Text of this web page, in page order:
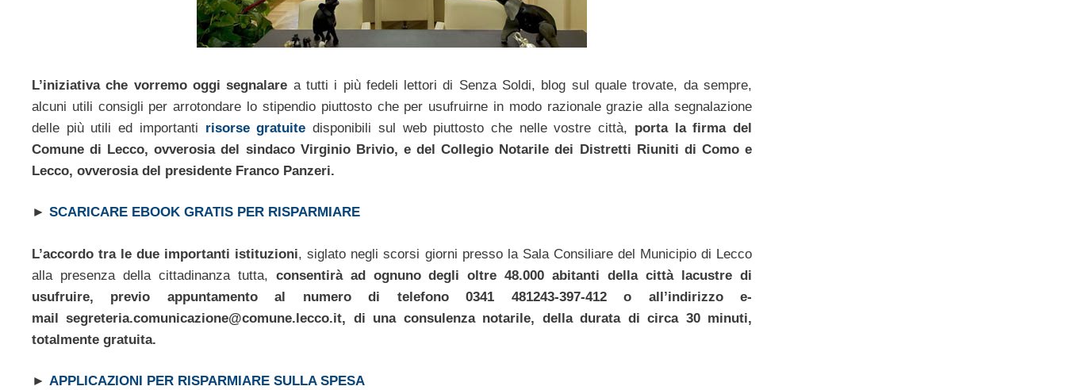
L’iniziativa che vorremo oggi segnalare a tutti i più fedeli lettori di Senza Soldi, blog sul quale trovate, da sempre,
alcuni utili consigli per arrotondare lo stipendio piuttosto che per usufruirne in modo razionale grazie alla segnalazione
delle più utili ed importanti risorse gratuite disponibili sul web piuttosto che nelle vostre città, porta la firma del
Comune di Lecco, ovverosia del sindaco Virginio Brivio, e del Collegio Notarile dei Distretti Riuniti di Como e
Lecco, ovverosia del presidente Franco Panzeri.
► SCARICARE EBOOK GRATIS PER RISPARMIARE
L’accordo tra le due importanti istituzioni, siglato negli scorsi giorni presso la Sala Consiliare del Municipio di Lecco
alla presenza della cittadinanza tutta, consentirà ad ognuno degli oltre 48.000 abitanti della città lacustre di
usufruire, previo appuntamento al numero di telefono 0341 481243-397-412 o all’indirizzo e-
mailsegreteria.comunicazione@comune.lecco.it, di una consulenza notarile, della durata di circa 30 minuti,
totalmente gratuita.
► APPLICAZIONI PER RISPARMIARE SULLA SPESA